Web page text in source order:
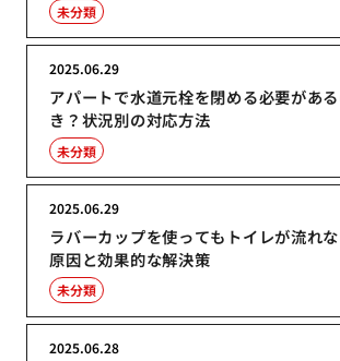
未分類
アパートで水道元栓を閉める必要があ
き？状況別の対応方法
2025.06.29
未分類
ラバーカップを使ってもトイレが流れ
原因と効果的な解決策
2025.06.29
未分類
2025.06.28